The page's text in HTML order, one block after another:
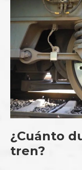
¿Cuánto
tren?